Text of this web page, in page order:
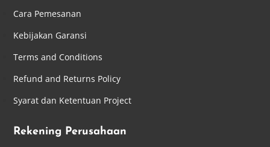
Cara Pemesanan
Kebijakan Garansi
Terms and Conditions
Refund and Returns Policy
Syarat dan Ketentuan Project
Rekening Perusahaan